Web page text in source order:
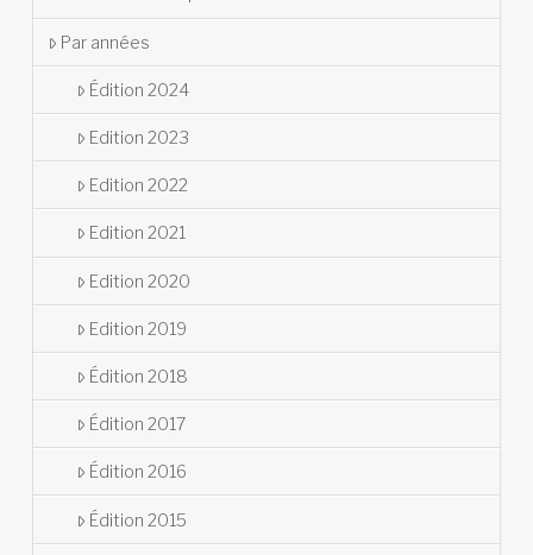
Par années
Édition 2024
Edition 2023
Edition 2022
Edition 2021
Edition 2020
Edition 2019
Édition 2018
Édition 2017
Édition 2016
Édition 2015